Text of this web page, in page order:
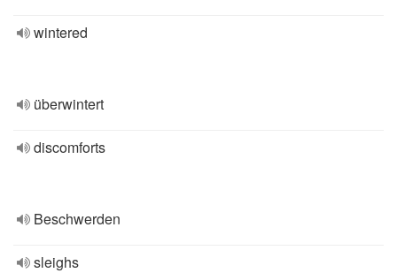
wintered
überwintert
discomforts
Beschwerden
sleighs